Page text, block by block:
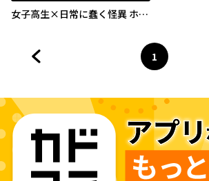
女子高生×日常に蠢く怪異 ホラ
ページ
1
へ